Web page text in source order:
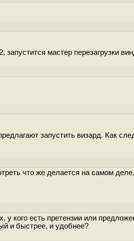
мастер перезагрузки
запустить визард. Как
что же делается на самом
у кого есть претензии или
и быстрее, и удобнее?